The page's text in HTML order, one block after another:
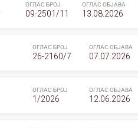
ОГЛАС БРОЈ
09-2501/11
ОГЛАС ОБЈАВА
13.08.2026
ОГЛАС БРОЈ
26-2160/7
ОГЛАС ОБЈАВА
07.07.2026
ОГЛАС БРОЈ
1/2026
ОГЛАС ОБЈАВА
12.06.2026